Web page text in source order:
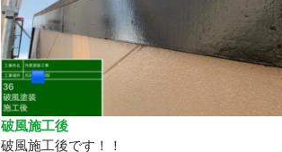
破風施工後
破風施工後です！！